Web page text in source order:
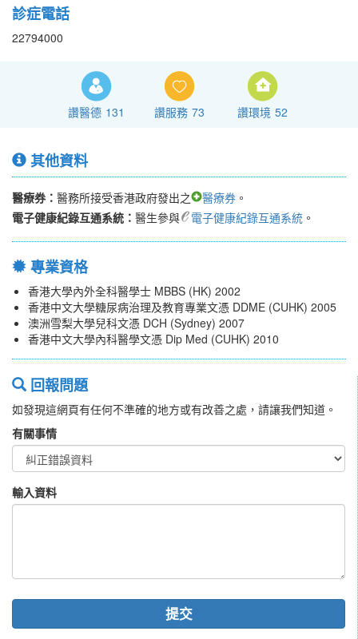
診症電話
22794000
讚醫德 131 讚服務 73 讚環境 52
其他資料
醫療券： 醫務所接受香港政府發出之 醫療券 。
電子健康紀錄互通系統： 醫生參與 電子健康紀錄互通系統 。
專業資格
香港大學內外全科醫學士 MBBS (HK) 2002
香港中文大學糖尿病治理及教育專業文憑 DDME (CUHK) 2005
澳洲雪梨大學兒科文憑 DCH (Sydney) 2007
香港中文大學內科醫學文憑 Dip Med (CUHK) 2010
回報問題
如發現這網頁有任何不準確的地方或有改善之處，請讓我們知道。
有關事情
輸入資料
提交